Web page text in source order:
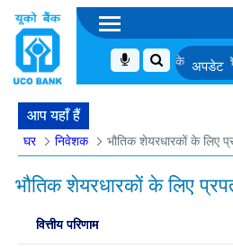
पद के लिए समूह चर्चा के लिए अनंतिम रूप से
आप यहाँ हैं
घर निवेशक भौतिक शेयरधारकों के लिए
भौतिक शेयरधारकों के लिए
वित्तीय परिणाम